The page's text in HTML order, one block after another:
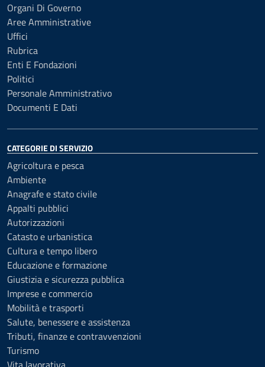
Organi Di Governo
Aree Amministrative
Uffici
Rubrica
Enti E Fondazioni
Politici
Personale Amministrativo
Documenti E Dati
CATEGORIE DI SERVIZIO
Agricoltura e pesca
Ambiente
Anagrafe e stato civile
Appalti pubblici
Autorizzazioni
Catasto e urbanistica
Cultura e tempo libero
Educazione e formazione
Giustizia e sicurezza pubblica
Imprese e commercio
Mobilità e trasporti
Salute, benessere e assistenza
Tributi, finanze e contravvenzioni
Turismo